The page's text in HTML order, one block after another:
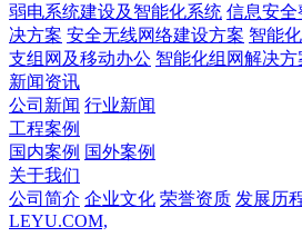
弱电系统建设及智能化系统 信息安全
决方案 安全无线网络建设方案 智能
支组网及移动办公 智能化组网解决方
新闻资讯
公司新闻 行业新闻
工程案例
国内案例 国外案例
关于我们
公司简介 企业文化 荣誉资质 发展历
LEYU.COM,